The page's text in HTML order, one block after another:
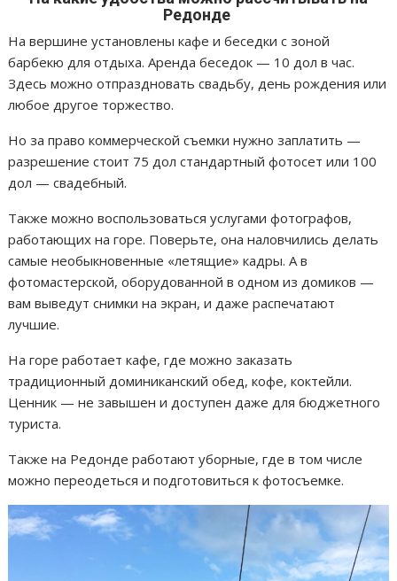
Редонде
На вершине установлены кафе и беседки с зоной
барбекю для отдыха. Аренда беседок — 10 дол в час.
Здесь можно отпраздновать свадьбу, день рождения или
любое другое торжество.
Но за право коммерческой съемки нужно заплатить —
разрешение стоит 75 дол стандартный фотосет или 100
дол — свадебный.
Также можно воспользоваться услугами фотографов,
работающих на горе. Поверьте, она наловчились делать
самые необыкновенные «летящие» кадры. А в
фотомастерской, оборудованной в одном из домиков —
вам выведут снимки на экран, и даже распечатают
лучшие.
На горе работает кафе, где можно заказать
традиционный доминиканский обед, кофе, коктейли.
Ценник — не завышен и доступен даже для бюджетного
туриста.
Также на Редонде работают уборные, где в том числе
можно переодеться и подготовиться к фотосъемке.